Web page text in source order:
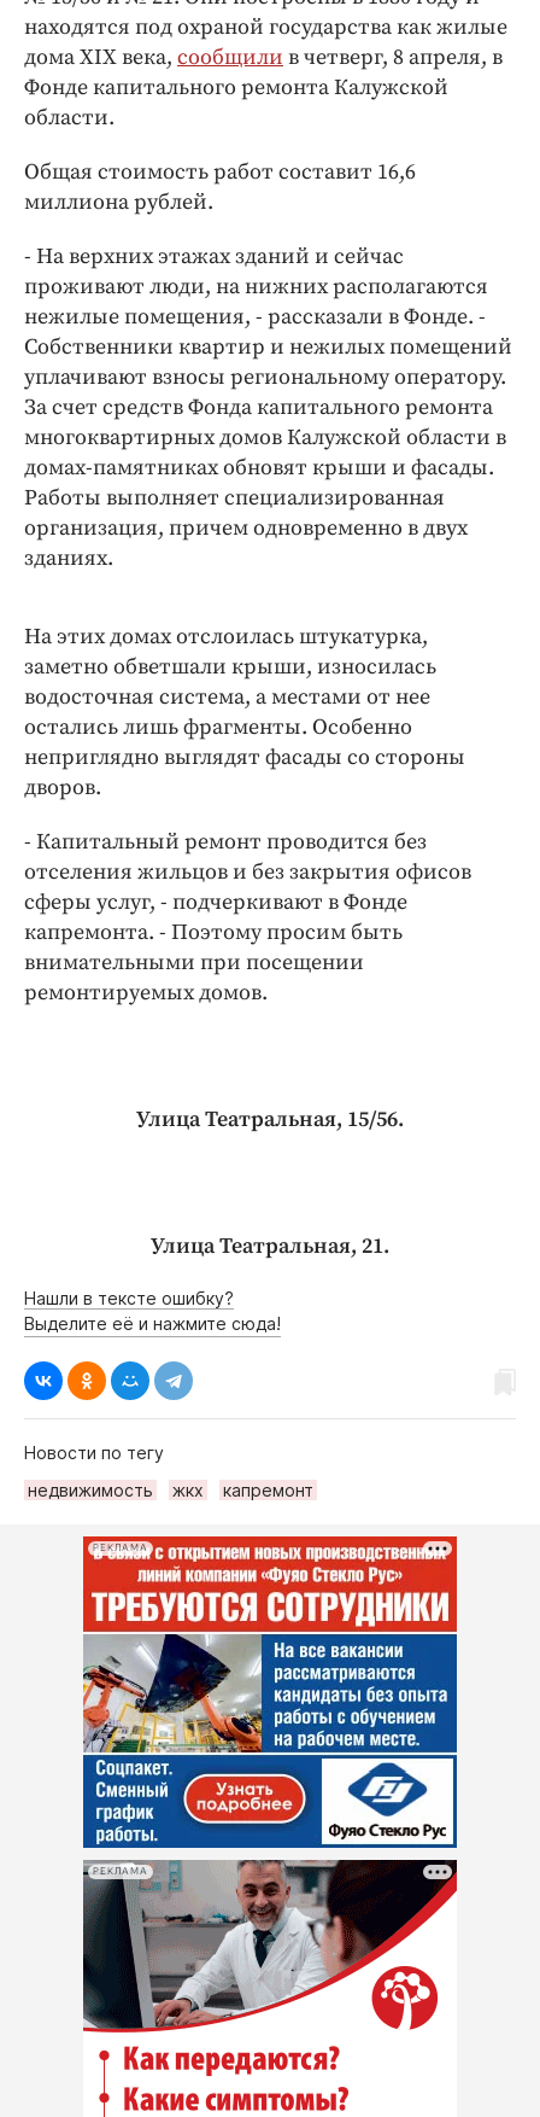
Бренд года
Работодатель года
находятся под охраной государства как жилые
дома XIX века, сообщили в четверг, 8 апреля, в
Фонде капитального ремонта Калужской
области.
Общая стоимость работ составит 16,6
миллиона рублей.
- На верхних этажах зданий и сейчас
проживают люди, на нижних располагаются
нежилые помещения, - рассказали в Фонде. -
Собственники квартир и нежилых помещений
уплачивают взносы региональному оператору.
За счет средств Фонда капитального ремонта
многоквартирных домов Калужской области в
домах-памятниках обновят крыши и фасады.
Работы выполняет специализированная
организация, причем одновременно в двух
зданиях.
На этих домах отслоилась штукатурка,
заметно обветшали крыши, износилась
водосточная система, а местами от нее
остались лишь фрагменты. Особенно
неприглядно выглядят фасады со стороны
дворов.
- Капитальный ремонт проводится без
отселения жильцов и без закрытия офисов
сферы услуг, - подчеркивают в Фонде
капремонта. - Поэтому просим быть
внимательными при посещении
ремонтируемых домов.
Улица Театральная, 15/56.
Улица Театральная, 21.
Нашли в тексте ошибку?
Выделите её и нажмите сюда!
Новости по тегу
недвижимость
жкх капремонт
РЕКЛАМА
РЕКЛАМА